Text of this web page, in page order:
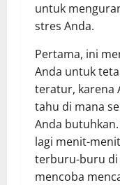
untuk
stres Anda.
Pertama, ini
Anda untuk
teratur, karena
tahu di mana
Anda
lagi menit-
terburu-buru di
mencoba